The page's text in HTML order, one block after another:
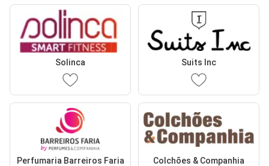
Solinca Suits Inc
Perfumaria Barreiros Faria Colchões & Companhia